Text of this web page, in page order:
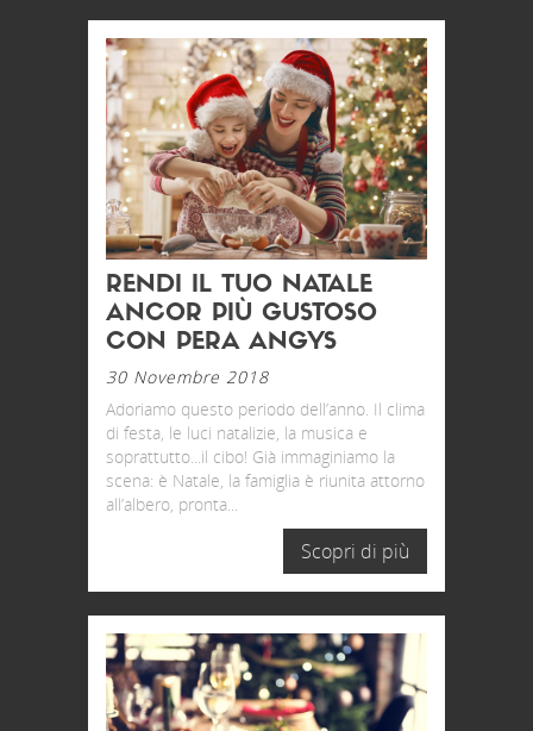
RENDI IL TUO NATALE
ANCOR PIÙ GUSTOSO
CON PERA ANGYS
30 Novembre 2018
Adoriamo questo periodo dell’anno. Il clima
di festa, le luci natalizie, la musica e
soprattutto...il cibo! Già immaginiamo la
scena: è Natale, la famiglia è riunita attorno
all’albero, pronta...
Scopri di più